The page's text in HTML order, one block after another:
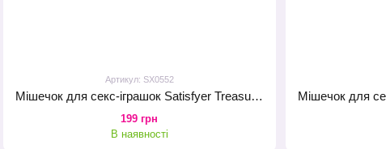
Артикул: SX0552
Мішечок для секс-іграшок Satisfyer Treasure Bag XL, чорний, на шнурку
199 грн
В наявності